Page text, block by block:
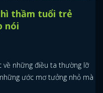
thầm tuổi trẻ
nói
về những điều ta thường lỡ
ước mơ tưởng nhỏ mà